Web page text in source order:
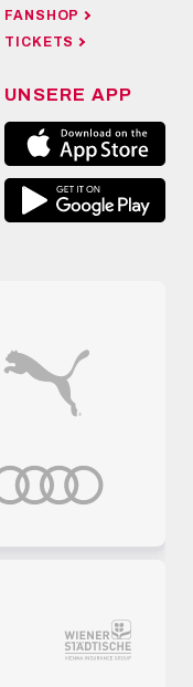
FANSHOP
TICKETS
UNSERE APP